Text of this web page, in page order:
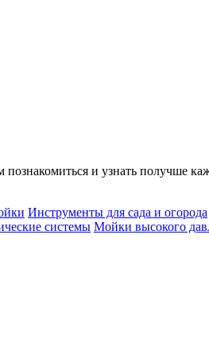
и узнать получше
Инструменты для сада и огорода
системы Мойки высокого